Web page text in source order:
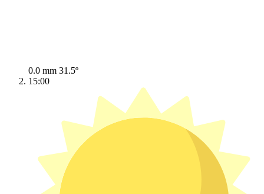
0.0 mm 31.5º
15:00